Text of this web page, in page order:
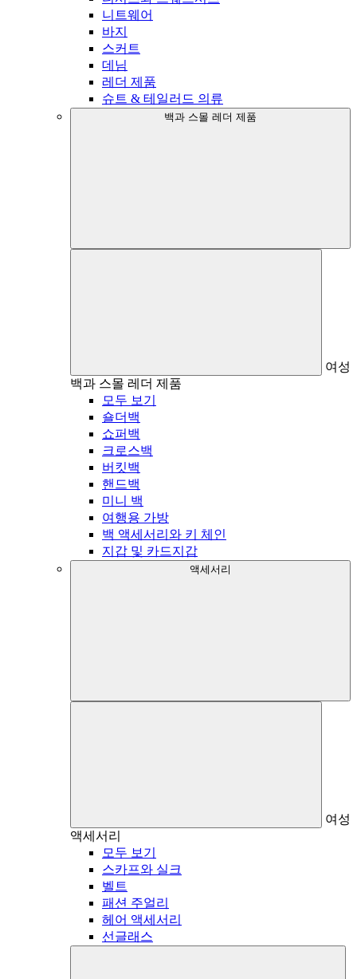
니트웨어
바지
스커트
데님
레더 제품
슈트 & 테일러드 의류
백과 스몰 레더 제품
여성
백과 스몰 레더 제품
모두 보기
숄더백
쇼퍼백
크로스백
버킷백
핸드백
미니 백
여행용 가방
백 액세서리와 키 체인
지갑 및 카드지갑
액세서리
여성
액세서리
모두 보기
스카프와 실크
벨트
패션 주얼리
헤어 액세서리
선글래스